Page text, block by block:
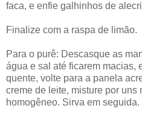
faca, e enfie galhinhos de
Finalize com a raspa de limão.
Para o purê: Descasque as
água e sal até ficarem macias,
quente, volte para a panela
creme de leite, misture por uns
homogêneo. Sirva em seguida.